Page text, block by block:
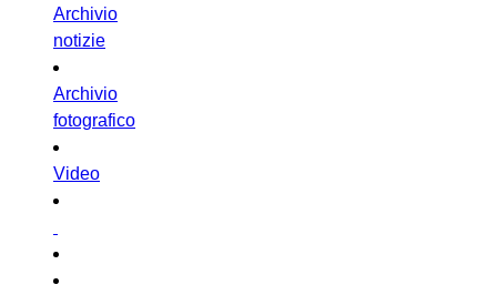
Archivio
notizie
Archivio
fotografico
Video